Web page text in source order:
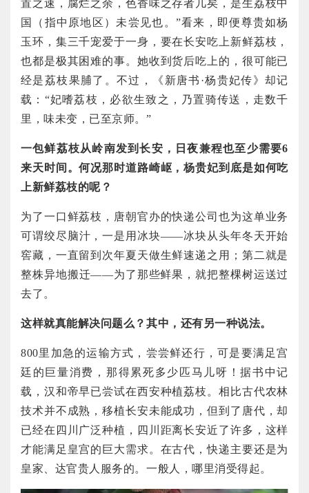
置之速，腐烂之余，色香味之存者几矣，是生荔枝中
国（指中原地区）未尝见也。”看来，即便尊贵如杨
玉环，集三千宠爱于一身，要在长安吃上新鲜荔枝，
也都是极其困难的事。她收到货后吃上的，很可能已
经是荔枝果脯了。不过，《新唐书·杨贵妃传》却记
载：“妃嗜荔枝，必欲生致之，乃置骑传送，走数千
里，味未变，已至京师。”
一包鲜荔枝从岭南发到长安，日夜兼程也至少需要6
来天时间。何况那时道路崎岖，杨贵妃到底是如何吃
上新鲜荔枝的呢？
为了一口鲜荔枝，唐朝官办的快递公司也为这单业务
可谓绞尽脑汁，一是用冰块——冰块从头年冬天开始
窖藏，一直留到次年夏天做生鲜速递之用；第二就是
整株异地搬迁——为了那些鲜果，就把整棵树运送过
去了。
这样就真能解决问题么？其中，还有另一种说法。
800里加急的运输方式，尝尝鲜还行，可是要满足宫
廷的巨量消费，那得累死多少匹马儿呀！据书中记
载，汉和帝早已尝试在西安种植荔枝。相比古代农林
技术并不成熟，移植长安未能成功，但到了唐代，却
已经在四川广泛种植，四川距离长安近了许多，这样
才能满足皇宫的巨大需求。在古代，快递主要还是为
皇家、达官贵人服务的。一般人，哪里消受得起。